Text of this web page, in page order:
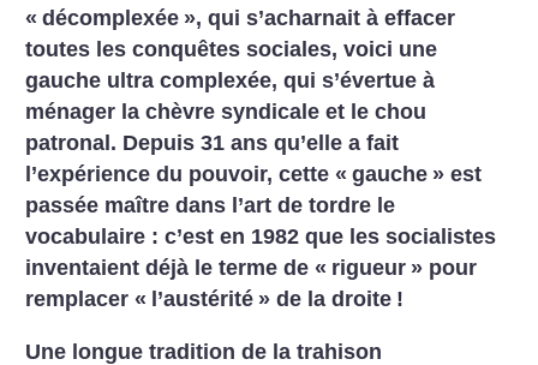
« décomplexée », qui s’acharnait à effacer
toutes les conquêtes sociales, voici une
gauche ultra complexée, qui s’évertue à
ménager la chèvre syndicale et le chou
patronal. Depuis 31 ans qu’elle a fait
l’expérience du pouvoir, cette « gauche » est
passée maître dans l’art de tordre le
vocabulaire : c’est en 1982 que les socialistes
inventaient déjà le terme de « rigueur » pour
remplacer « l’austérité » de la droite !
Une longue tradition de la trahison